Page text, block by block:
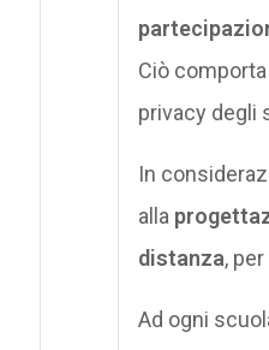
Ciò
privacy degli
In
alla
distanza,
Ad ogni